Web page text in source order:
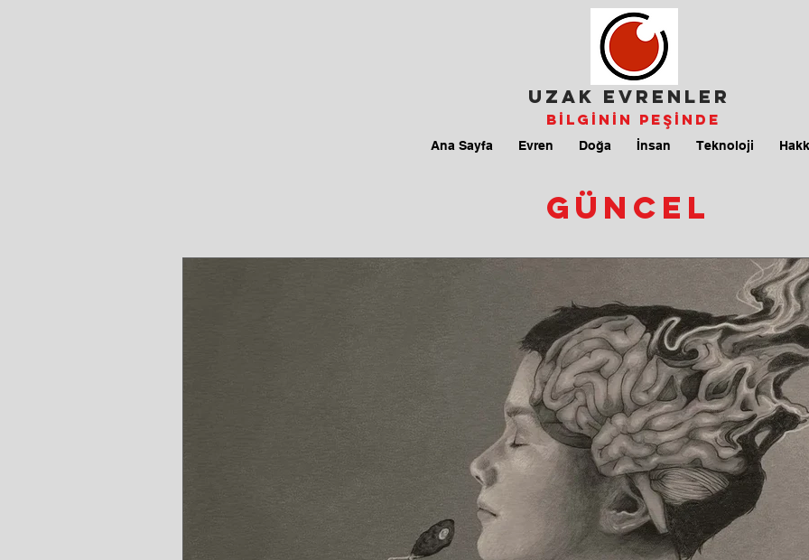
UZAK EVRENLER
Bİlgİnİn Peşİnde
Ana Sayfa Evren Doğa İnsan Teknoloji
güncel